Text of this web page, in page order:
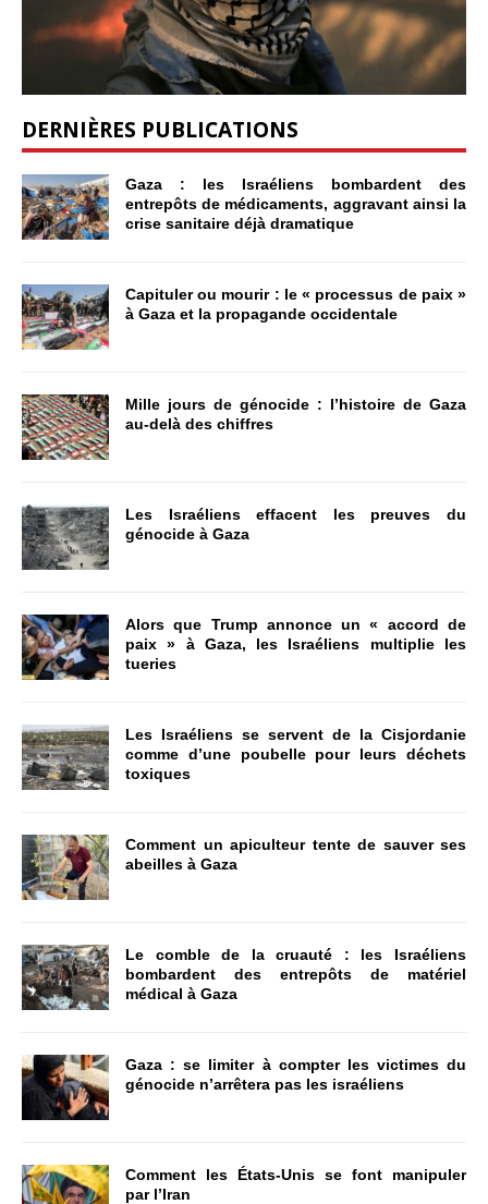
DERNIÈRES PUBLICATIONS
Gaza : les Israéliens bombardent des
entrepôts de médicaments, aggravant ainsi la
crise sanitaire déjà dramatique
Capituler ou mourir : le « processus de paix »
à Gaza et la propagande occidentale
Mille jours de génocide : l’histoire de Gaza
au-delà des chiffres
Les Israéliens effacent les preuves du
génocide à Gaza
Alors que Trump annonce un « accord de
paix » à Gaza, les Israéliens multiplie les
tueries
Les Israéliens se servent de la Cisjordanie
comme d’une poubelle pour leurs déchets
toxiques
Comment un apiculteur tente de sauver ses
abeilles à Gaza
Le comble de la cruauté : les Israéliens
bombardent des entrepôts de matériel
médical à Gaza
Gaza : se limiter à compter les victimes du
génocide n’arrêtera pas les israéliens
Comment les États-Unis se font manipuler
par l’Iran